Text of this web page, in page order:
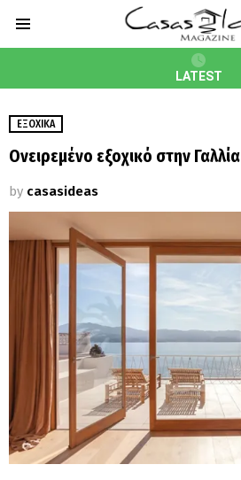
LATEST
ΕΞΟΧΙΚΆ
Ονειρεμένο εξοχικό στην Γαλλία
by casasideas